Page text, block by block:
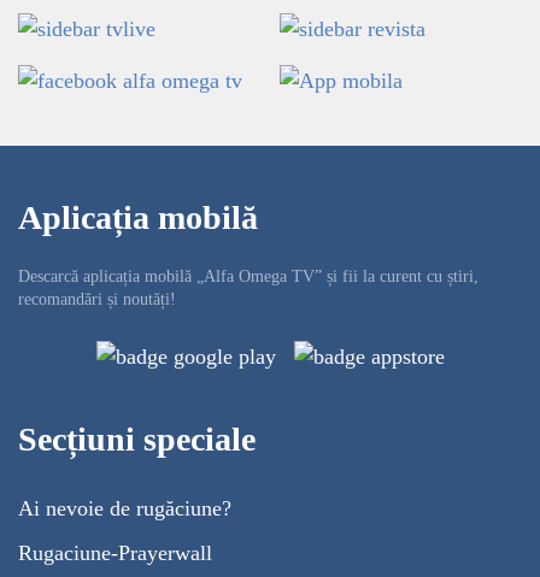
Aplicația mobilă
Descarcă aplicația mobilă „Alfa Omega TV” și fii la curent cu știri,
recomandări și noutăți!
Secțiuni speciale
Ai nevoie de rugăciune?
Rugaciune-Prayerwall